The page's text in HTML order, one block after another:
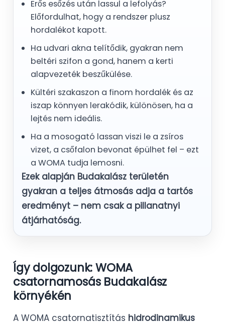
Erős esőzés után lassul a lefolyás?
Előfordulhat, hogy a rendszer plusz
hordalékot kapott.
Ha udvari akna telítődik, gyakran nem
beltéri szifon a gond, hanem a kerti
alapvezeték beszűkülése.
Kültéri szakaszon a finom hordalék és az
iszap könnyen lerakódik, különösen, ha a
lejtés nem ideális.
Ha a mosogató lassan viszi le a zsíros
vizet, a csőfalon bevonat épülhet fel – ezt
a WOMA tudja lemosni.
Ezek alapján Budakalász területén
gyakran a teljes átmosás adja a tartós
eredményt – nem csak a pillanatnyi
átjárhatóság.
Így dolgozunk: WOMA
csatornamosás Budakalász
környékén
A WOMA csatornatisztítás hidrodinamikus